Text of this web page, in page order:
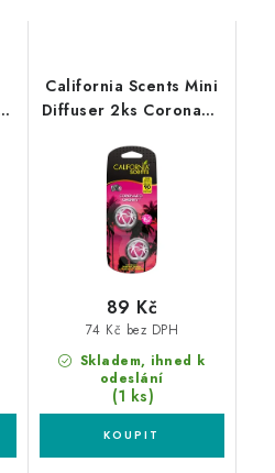
California Scents Mini
Diffuser 2ks Coronado
Skladem, ihned k
odeslání
(1 ks)
74 Kč bez DPH
89 Kč